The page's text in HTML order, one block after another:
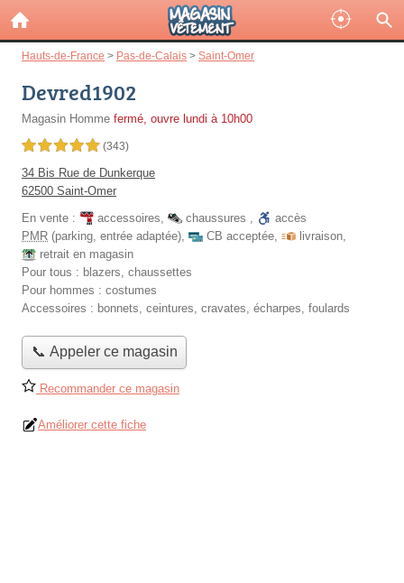
Hauts-de-France > Pas-de-Calais > Saint-Omer
Devred1902
Magasin Homme fermé, ouvre lundi à 10h00
5,0 étoiles sur 5 (343)
34 Bis Rue de Dunkerque
62500 Saint-Omer
En vente :
accessoires, chaussures ,
accès
PMR (parking, entrée adaptée), CB acceptée, livraison,
retrait en magasin
Pour tous : blazers, chaussettes
Pour hommes : costumes
Accessoires : bonnets, ceintures, cravates, écharpes, foulards
📞 Appeler ce magasin
Recommander ce magasin
Améliorer cette fiche